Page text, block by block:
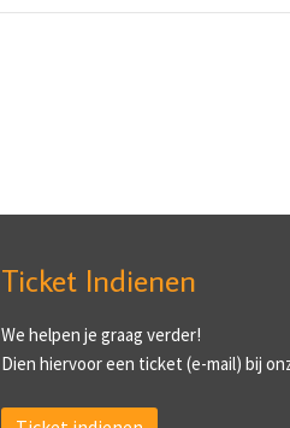
Ticket Indienen
We helpen je graag verder!
Dien hiervoor een ticket (e-mail) bij